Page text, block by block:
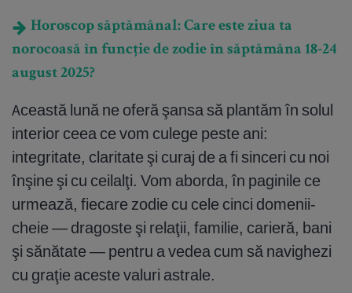
Horoscop săptămânal: Care este ziua ta
norocoasă în funcție de zodie în săptămâna 18-24
august 2025?
Această lună ne oferă şansa să plantăm în solul
interior ceea ce vom culege peste ani:
integritate, claritate şi curaj de a fi sinceri cu noi
înşine şi cu ceilalţi. Vom aborda, în paginile ce
urmează, fiecare zodie cu cele cinci domenii-
cheie — dragoste şi relaţii, familie, carieră, bani
şi sănătate — pentru a vedea cum să navighezi
cu graţie aceste valuri astrale.